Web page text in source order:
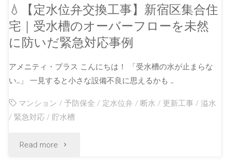
💧【定水位弁交換工事】新宿区集合住
宅｜受水槽のオーバーフローを未然
に防いだ緊急対応事例
アメニティ・プラス こんにちは！ 「受水槽の水が止まらな
い…」 一見すると小さな設備不良に思えるかも …
マンション /予防保全 / 定水位弁 / 断水 / 更新工事 /溢水
/ 緊急対応 / 貯水槽
Read more